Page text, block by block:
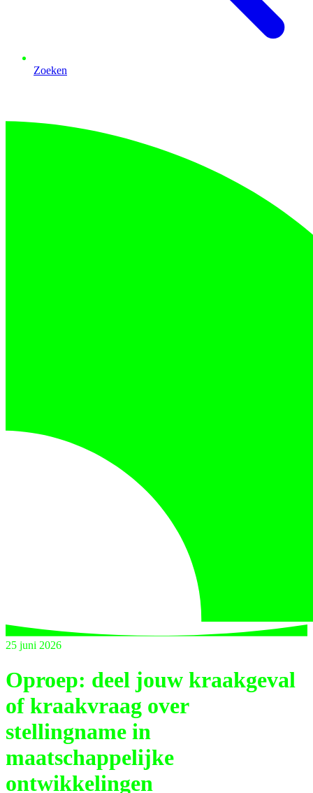
Zoeken
25 juni 2026
Oproep: deel jouw kraakgeval
of kraakvraag over
stellingname in
maatschappelijke
ontwikkelingen